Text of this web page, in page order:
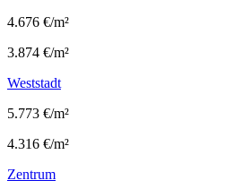
4.676 €/m²
3.874 €/m²
Weststadt
5.773 €/m²
4.316 €/m²
Zentrum